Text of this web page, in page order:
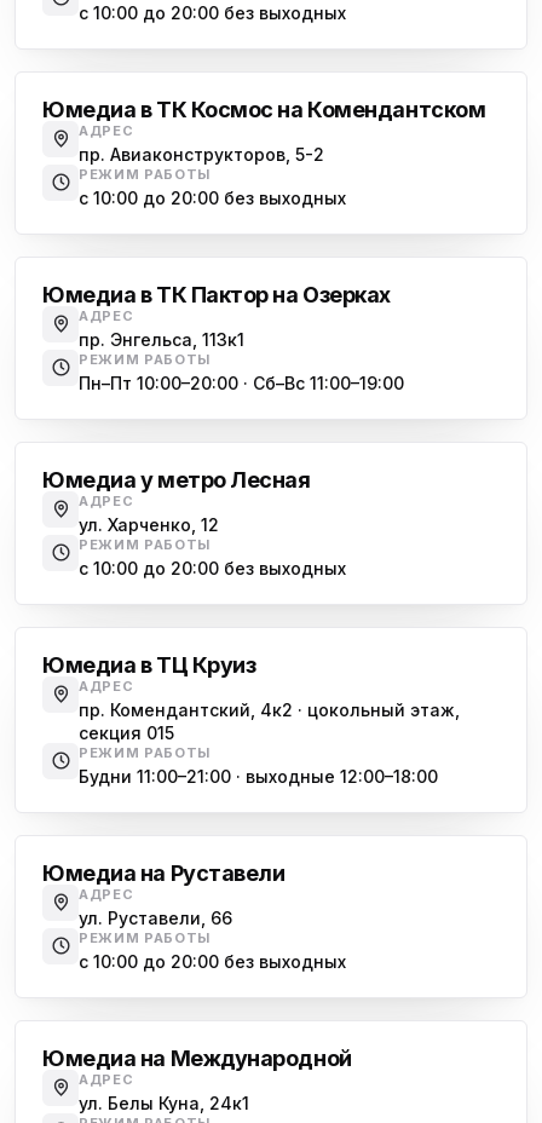
с 10:00 до 20:00 без выходных
Юмедиа в ТК Космос на Комендантском
АДРЕС
пр. Авиаконструкторов, 5-2
РЕЖИМ РАБОТЫ
с 10:00 до 20:00 без выходных
Юмедиа в ТК Пактор на Озерках
АДРЕС
пр. Энгельса, 113к1
РЕЖИМ РАБОТЫ
Пн–Пт 10:00–20:00 · Сб–Вс 11:00–19:00
Юмедиа у метро Лесная
АДРЕС
ул. Харченко, 12
РЕЖИМ РАБОТЫ
с 10:00 до 20:00 без выходных
Юмедиа в ТЦ Круиз
АДРЕС
пр. Комендантский, 4к2 · цокольный этаж,
секция 015
РЕЖИМ РАБОТЫ
Будни 11:00–21:00 · выходные 12:00–18:00
Юмедиа на Руставели
АДРЕС
ул. Руставели, 66
РЕЖИМ РАБОТЫ
с 10:00 до 20:00 без выходных
Юмедиа на Международной
АДРЕС
ул. Белы Куна, 24к1